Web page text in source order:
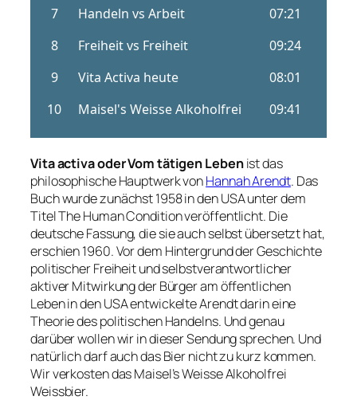
Vita activa oder Vom tätigen Lebenist das
philosophische Hauptwerk vonHannah Arendt. Das
Buch wurde zunächst 1958 in den USA unter dem
TitelThe Human Conditionveröffentlicht. Die
deutsche Fassung, die sie auch selbst übersetzt hat,
erschien 1960. Vor dem Hintergrund der Geschichte
politischer Freiheit und selbstverantwortlicher
aktiver Mitwirkung der Bürger am öffentlichen
Leben in den USA entwickelte Arendt darin eine
Theorie des politischen Handelns. Und genau
darüber wollen wir in dieser Sendung sprechen. Und
natürlich darf auch das Bier nicht zu kurz kommen.
Wir verkosten das Maisel’s Weisse Alkoholfrei
Weissbier.